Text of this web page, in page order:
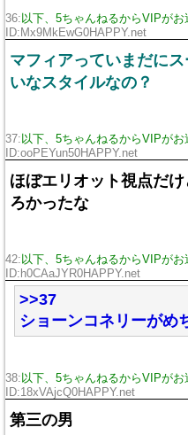
36: 以下、5ちゃんねるからVIPがお
ID:Mx9MkEwG0HAPPY.net
マフィアっていまだに
いなスタイルなの？
37: 以下、5ちゃんねるからVIPがお
ID:ooPEYun50HAPPY.net
ほぼエリオット視点だ
ろかったな
42: 以下、5ちゃんねるからVIPがお
ID:h0CAaJYR0HAPPY.net
>>37
ショーンコネリーがめ
38: 以下、5ちゃんねるからVIPがお
ID:18xVAjcQ0HAPPY.net
第三の男